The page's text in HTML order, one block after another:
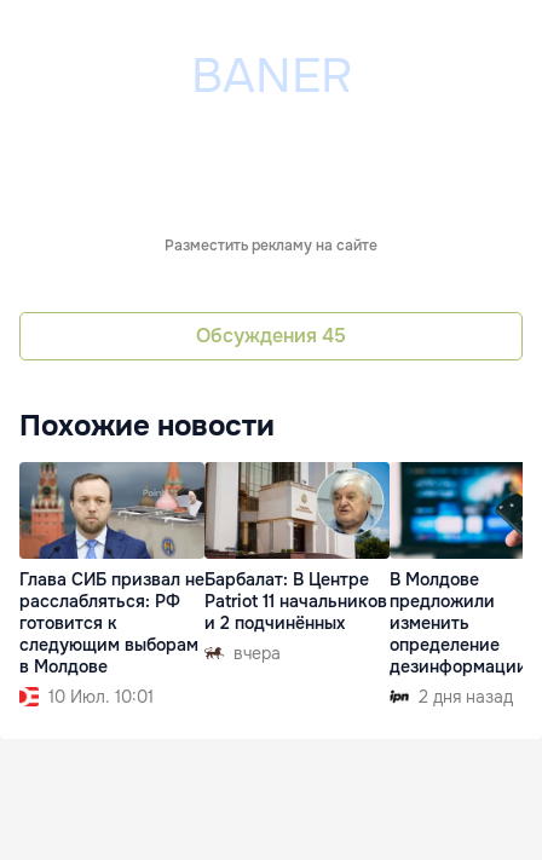
Разместить рекламу на сайте
Обсуждения 45
Похожие новости
Глава СИБ призвал не
расслабляться: РФ
готовится к
следующим выборам
в Молдове
10 Июл. 10:01
Барбалат: В Центре
Patriot 11 начальников
и 2 подчинённых
вчера
В Молдове
предложили
изменить
определение
дезинформации
2 дня назад